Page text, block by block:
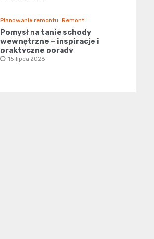
Planowanie remontu Remont
Pomysł na tanie schody
wewnętrzne – inspiracje i
praktyczne porady
15 lipca 2026